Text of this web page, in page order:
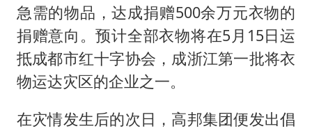
急需的物品，达成捐赠500余万元衣物的
捐赠意向。预计全部衣物将在5月15日运
抵成都市红十字协会，成浙江第一批将衣
物运达灾区的企业之一。
在灾情发生后的次日，高邦集团便发出倡